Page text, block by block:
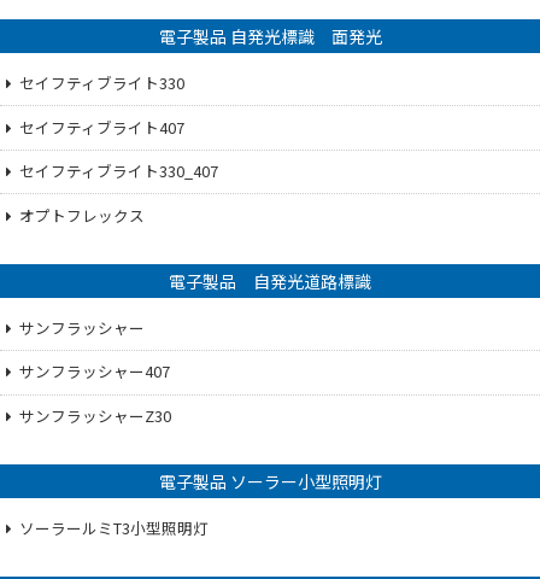
電子製品 自発光標識 面発光
セイフティブライト330
セイフティブライト407
セイフティブライト330_407
オプトフレックス
電子製品 自発光道路標識
サンフラッシャー
サンフラッシャー407
サンフラッシャーZ30
電子製品 ソーラー小型照明灯
ソーラールミT3小型照明灯